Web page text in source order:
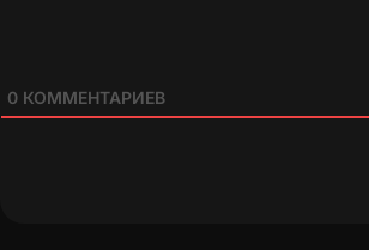
0 КОММЕНТАРИЕВ